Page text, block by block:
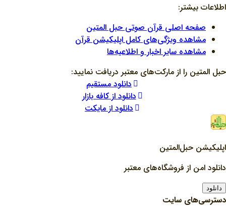
اطلاعات بیشتر:
صفحه اصلی قرآن صوتی حبل المتین
مشاهده ویژگی‌های کامل اپلیکیشن قرآن
مشاهده سایر اخبار و اطلاعیه‌ها
حبل المتین را از مارکت‌های معتبر دریافت نمایید:
دانلود مستقیم
دانلود از کافه بازار
دانلود از مایکت
اپلیکیشن حبل‌المتین
دانلود امن از فروشگاه‌های معتبر
دانلود
دسترسی‌های سایت